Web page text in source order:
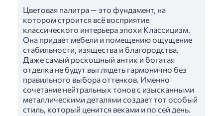
Цветовая палитра — это фундамент, на
котором строится всё восприятие
классического интерьера эпохи Классицизм.
Она придает мебели и помещению ощущение
стабильности, изящества и благородства.
Даже самый роскошный антик и богатая
отделка не будут выглядеть гармонично без
правильного выбора оттенков. Именно
сочетание нейтральных тонов с изысканными
металлическими деталями создает тот особый
стиль, который ценится веками и по сей день.